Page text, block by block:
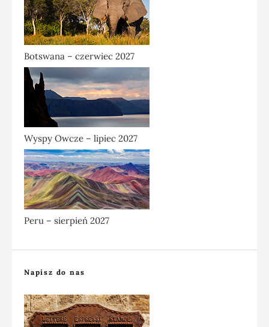
Botswana – czerwiec 2027
Wyspy Owcze – lipiec 2027
Peru – sierpień 2027
Napisz do nas